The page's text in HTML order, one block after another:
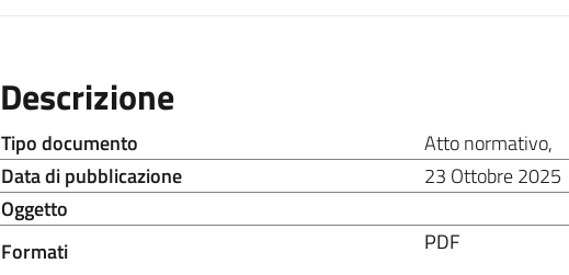
Descrizione
Tipo documento Atto normativo,
Data di pubblicazione
23 Ottobre 2025
Oggetto
Formati
PDF